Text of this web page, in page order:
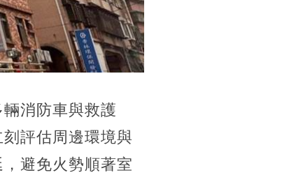
消防車與救護
評估周邊環境與
避免火勢順著室